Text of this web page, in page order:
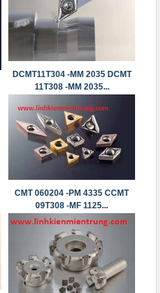
DCMT11T304 -MM 2035 DCMT
11T308 -MM 2035...
CMT 060204 -PM 4335 CCMT
09T308 -MF 1125...